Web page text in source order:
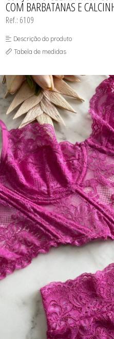
COM BARBATANAS E
Ref.: 6109
Descrição do produto
Tabela de medidas